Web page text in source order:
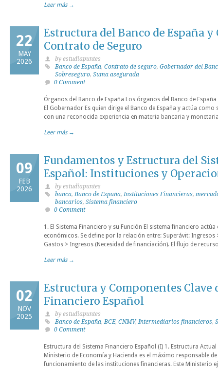
Leer más →
22
MAY
2026
Estructura del Banco de España y
Contrato de Seguro
by estudiapuntes
Banco de España, Contrato de seguro, Gobernador del
Sobreseguro, Suma asegurada
0 Comment
Órganos del Banco de España Los órganos del Banco de
El Gobernador Es quien dirige el Banco de España y actúa
con una reconocida experiencia en materia bancaria y
Leer más →
09
FEB
2026
Fundamentos y Estructura del
Español: Instituciones y
by estudiapuntes
banca,Banco de España,Instituciones Financieras,
bancarios, Sistema financiero
0 Comment
1. El Sistema Financiero y su Función El sistema financiero
económicos. Se define por la relación entre: Superávit: Ingresos
Gastos > Ingresos (Necesidad de financiación). El flujo de
Leer más →
02
NOV
2025
Estructura y Componentes Clave
Financiero Español
by estudiapuntes
Banco de España,BCE, CNMV,Intermediarios financieros,
0 Comment
Estructura del Sistema Financiero Español (I) 1. Estructura
Ministerio de Economía y Hacienda es el máximo responsable
funcionamiento de las instituciones financieras. Este Ministerio